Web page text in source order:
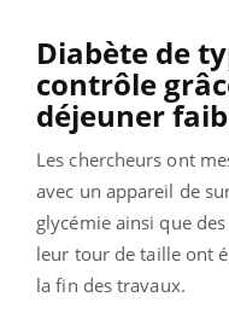
Diabète de
contrôle
déjeuner
Les chercheurs ont
avec un appareil de
glycémie ainsi que
leur tour de taille ont
la fin des travaux.